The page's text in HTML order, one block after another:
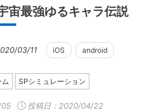
宙最強ゆるキャラ伝説
03/11 iOS android
ム SPシミュレーション
投稿日：2020/04/22